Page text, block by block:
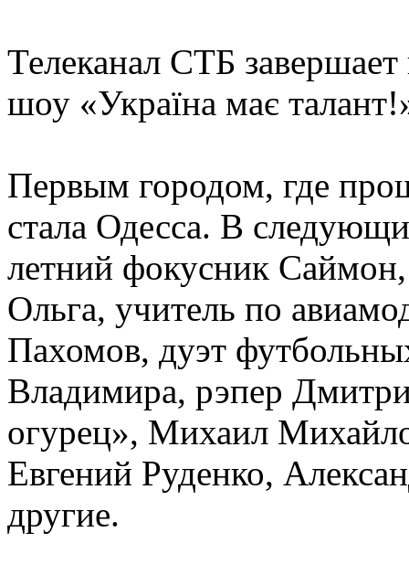
Телеканал СТБ завершает
шоу «Україна має
Первым городом, где
стала Одесса. В
летний фокусник
Ольга, учитель по
Пахомов, дуэт
Владимира, рэпер
огурец», Михаил
Евгений Руденко,
другие.